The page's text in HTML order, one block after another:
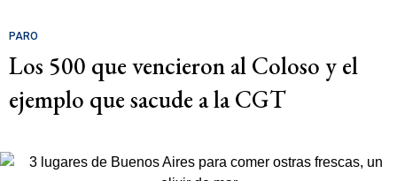
PARO
Los 500 que vencieron al Coloso y el
ejemplo que sacude a la CGT